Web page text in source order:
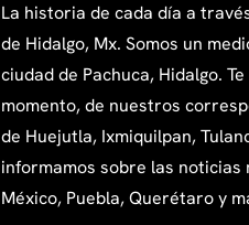
La historia de cada día a
de Hidalgo, Mx. Somos un
ciudad de Pachuca, Hidalgo.
momento, de nuestros
de Huejutla, Ixmiquilpan,
informamos sobre las noticias
México, Puebla, Querétaro y